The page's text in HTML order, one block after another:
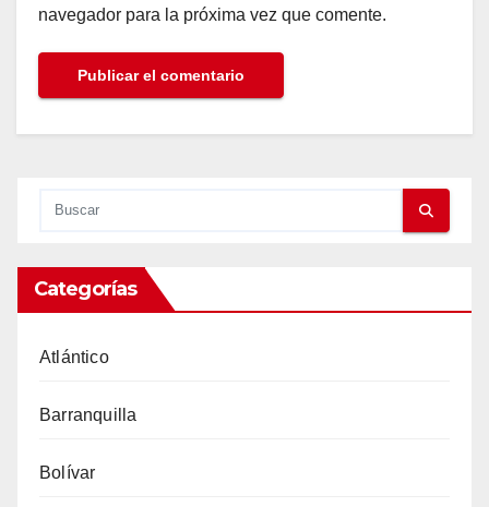
navegador para la próxima vez que comente.
Categorías
Atlántico
Barranquilla
Bolívar